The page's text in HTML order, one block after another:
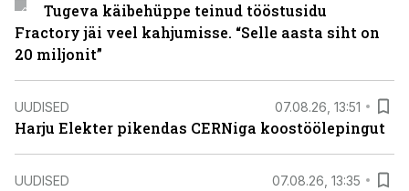
Tugeva käibehüppe teinud tööstusidu
Fractory jäi veel kahjumisse. “Selle aasta siht on
20 miljonit”
UUDISED 07.08.26, 13:51
Harju Elekter pikendas CERNiga koostöölepingut
UUDISED 07.08.26, 13:35